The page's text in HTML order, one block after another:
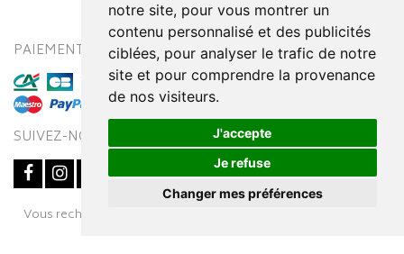
notre site, pour vous montrer un
contenu personnalisé et des publicités
ciblées, pour analyser le trafic de notre
site et pour comprendre la provenance
de nos visiteurs.
J'accepte
Je refuse
Changer mes préférences
PAIEMENT SÉCURISÉ MODES DE LIVRAISON
SUIVEZ-NOUS SUR
Vous recherchez un médicament ? Découvrez la pharmacie en